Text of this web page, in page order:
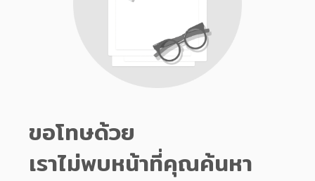
ขอโทษด้วย
เราไม่พบหน้าที่คุณค้นหา